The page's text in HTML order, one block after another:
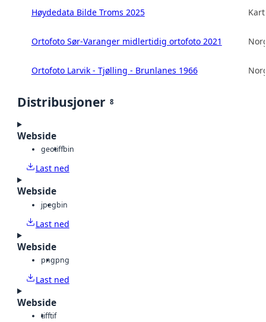
Høydedata Bilde Troms 2025
Ortofoto Sør-Varanger midlertidig ortofoto 2021
Ortofoto Larvik - Tjølling - Brunlanes 1966
Distribusjoner 8
Webside
geotiffbin
Last ned
Webside
jpegbin
Last ned
Webside
pngpng
Last ned
Webside
tifftif